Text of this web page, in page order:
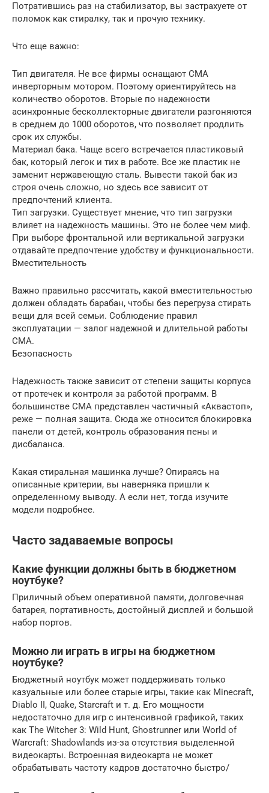
Потратившись раз на стабилизатор, вы застрахуете от
поломок как стиралку, так и прочую технику.
Что еще важно:
Тип двигателя. Не все фирмы оснащают СМА
инверторным мотором. Поэтому ориентируйтесь на
количество оборотов. Вторые по надежности
асинхронные бесколлекторные двигатели разгоняются
в среднем до 1000 оборотов, что позволяет продлить
срок их службы.
Материал бака. Чаще всего встречается пластиковый
бак, который легок и тих в работе. Все же пластик не
заменит нержавеющую сталь. Вывести такой бак из
строя очень сложно, но здесь все зависит от
предпочтений клиента.
Тип загрузки. Существует мнение, что тип загрузки
влияет на надежность машины. Это не более чем миф.
При выборе фронтальной или вертикальной загрузки
отдавайте предпочтение удобству и функциональности.
Вместительность
Важно правильно рассчитать, какой вместительностью
должен обладать барабан, чтобы без перегруза стирать
вещи для всей семьи. Соблюдение правил
эксплуатации — залог надежной и длительной работы
СМА.
Безопасность
Надежность также зависит от степени защиты корпуса
от протечек и контроля за работой программ. В
большинстве СМА представлен частичный «Аквастоп»,
реже — полная защита. Сюда же относится блокировка
панели от детей, контроль образования пены и
дисбаланса.
Какая стиральная машинка лучше? Опираясь на
описанные критерии, вы наверняка пришли к
определенному выводу. А если нет, тогда изучите
модели подробнее.
Часто задаваемые вопросы
Какие функции должны быть в бюджетном
ноутбуке?
Приличный объем оперативной памяти, долговечная
батарея, портативность, достойный дисплей и большой
набор портов.
Можно ли играть в игры на бюджетном
ноутбуке?
Бюджетный ноутбук может поддерживать только
казуальные или более старые игры, такие как Minecraft,
Diablo II, Quake, Starcraft и т. д. Его мощности
недостаточно для игр с интенсивной графикой, таких
как The Witcher 3: Wild Hunt, Ghostrunner или World of
Warcraft: Shadowlands из-за отсутствия выделенной
видеокарты. Встроенная видеокарта не может
обрабатывать частоту кадров достаточно быстро/